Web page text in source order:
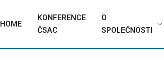
HOME
KONFERENCE
ČSAC
O
SPOLEČNOSTI